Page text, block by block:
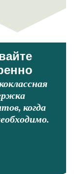
когда